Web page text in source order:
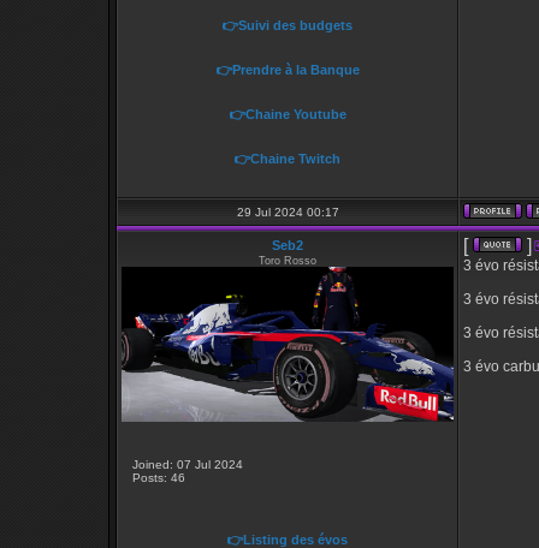
👉Suivi des budgets
👉Prendre à la Banque
👉Chaine Youtube
👉Chaine Twitch
29 Jul 2024 00:17
Seb2
Toro Rosso
Joined: 07 Jul 2024
Posts: 46
👉Listing des évos
[ ]
3 évo
3 évo
3 évo
3 évo